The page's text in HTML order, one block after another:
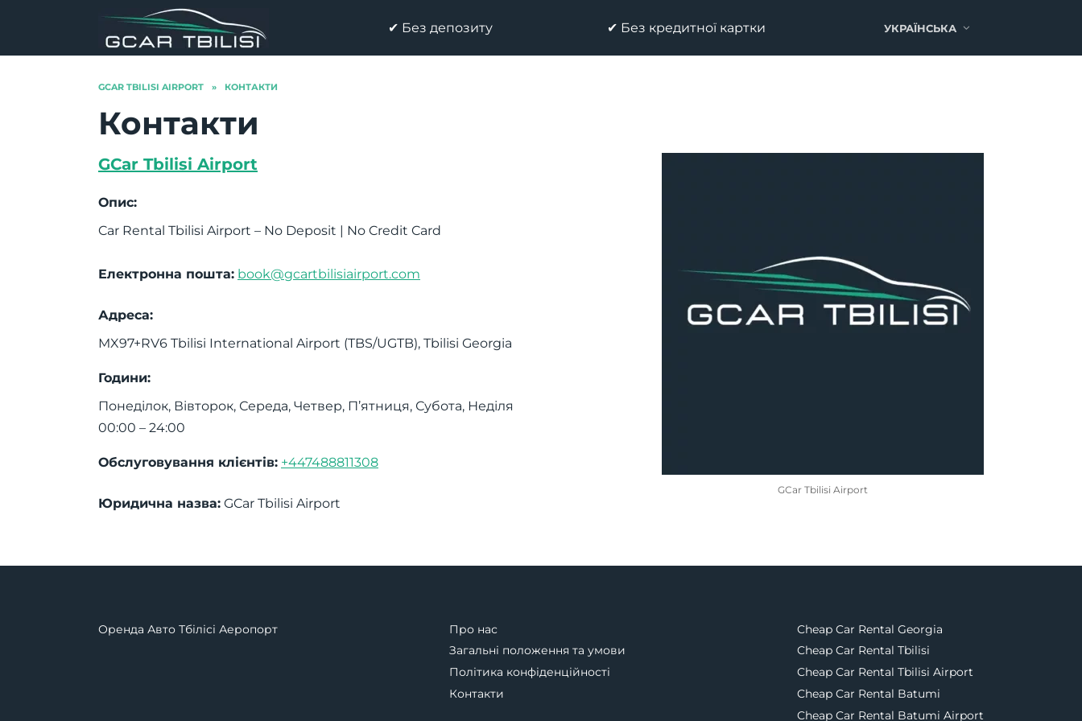
✔ Без депозиту ✔ Без кредитної картки УКРАЇНСЬКА
GCAR TBILISI AIRPORT » КОНТАКТИ
Контакти
GCar Tbilisi Airport
GCar Tbilisi Airport
Опис:
Car Rental Tbilisi Airport – No Deposit | No Credit Card
Електронна пошта: book@gcartbilisiairport.com
Адреса:
MX97+RV6 Tbilisi International Airport (TBS/UGTB), Tbilisi Georgia
Години:
Понеділок, Вівторок, Середа, Четвер, П’ятниця, Субота, Неділя
00:00 – 24:00
Обслуговування клієнтів: +447488811308
Юридична назва: GCar Tbilisi Airport
Оренда Авто Тбілісі Аеропорт
Про нас
Загальні положення та умови
Політика конфіденційності
Контакти
Cheap Car Rental Georgia
Cheap Car Rental Tbilisi
Cheap Car Rental Tbilisi Airport
Cheap Car Rental Batumi
Cheap Car Rental Batumi Airport